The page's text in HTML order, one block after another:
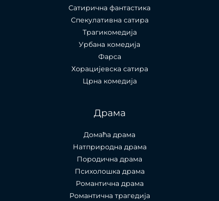
Сатирична фантастика
Спекулативна сатира
Трагикомедија
Урбана комедија
Фарса
Хорацијевска сатира
Црна комедија
Драма
Домаћа драма
Натприродна драма
Породична драма
Психолошка драма
Романтична драма
Романтична трагедија